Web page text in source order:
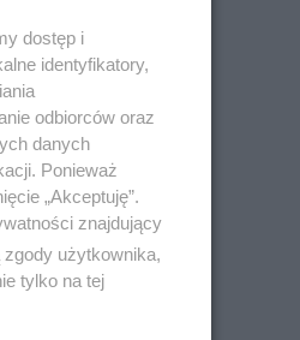
dostęp i
identyfikatory,
odbiorców oraz
danych
Ponieważ
„Akceptuję”.
znajdujący
użytkownika,
tylko na tej